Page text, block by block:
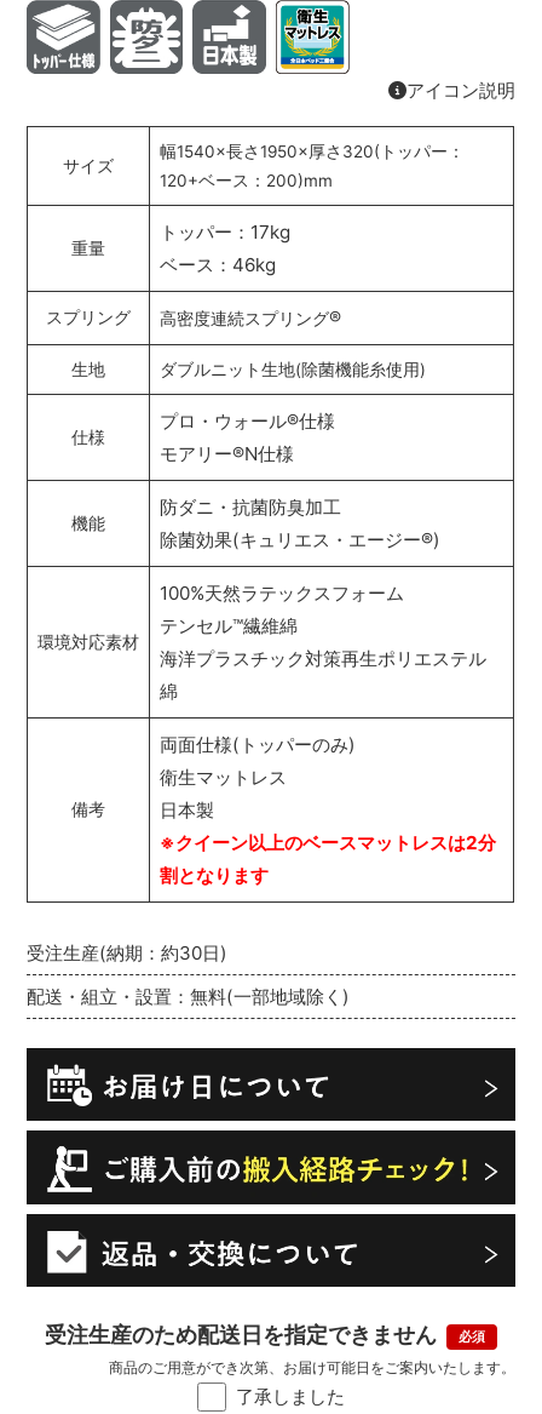
受注生産(納期：約30日)
配送・組立・設置：無料(一部地域除く)
受注生産のため配送日を指定できません
了承しました
商品のご用意ができ次第、お届け可能日をご案内いたします。
アイコン説明
サイズ
幅1540×長さ1950×厚さ320(トッパー：
120+ベース：200)mm
重量
トッパー：17kg
ベース：46kg
スプリング 高密度連続スプリング®
生地 ダブルニット生地(除菌機能糸使用)
仕様
プロ・ウォール®仕様
モアリー®N仕様
機能
防ダニ・抗菌防臭加工
除菌効果(キュリエス・エージー®)
環境対応素材
100%天然ラテックスフォーム
テンセル™繊維綿
海洋プラスチック対策再生ポリエステル
綿
備考
両面仕様(トッパーのみ)
衛生マットレス
日本製
※クイーン以上のベースマットレスは2分
割となります